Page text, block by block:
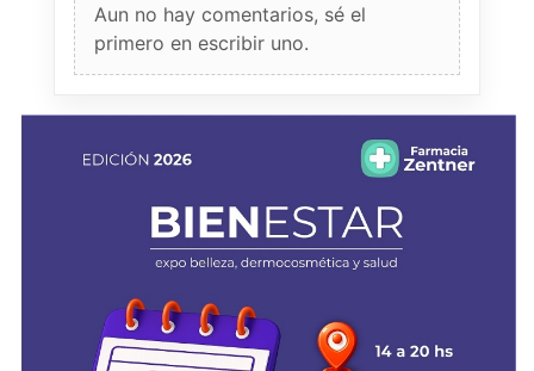
Aun no hay comentarios, sé el
primero en escribir uno.